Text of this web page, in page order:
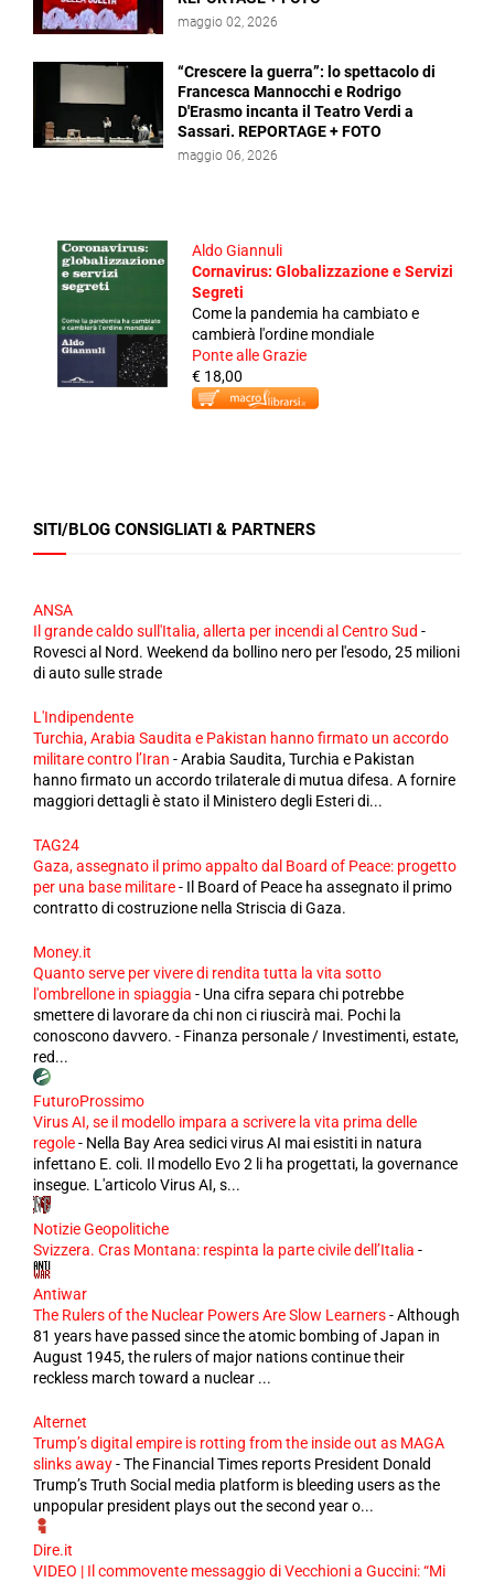
maggio 02, 2026
“Crescere la guerra”: lo spettacolo di
Francesca Mannocchi e Rodrigo
D'Erasmo incanta il Teatro Verdi a
Sassari. REPORTAGE + FOTO
maggio 06, 2026
Aldo Giannuli
Cornavirus: Globalizzazione e Servizi
Segreti
Come la pandemia ha cambiato e
cambierà l'ordine mondiale
Ponte alle Grazie
€ 18,00
SITI/BLOG CONSIGLIATI & PARTNERS
ANSA
Il grande caldo sull'Italia, allerta per incendi al Centro Sud -
Rovesci al Nord. Weekend da bollino nero per l'esodo, 25 milioni
di auto sulle strade
L'Indipendente
Turchia, Arabia Saudita e Pakistan hanno firmato un accordo
militare contro l’Iran -Arabia Saudita, Turchia e Pakistan
hanno firmato un accordo trilaterale di mutua difesa. A fornire
maggiori dettagli è stato il Ministero degli Esteri di...
TAG24
Gaza, assegnato il primo appalto dal Board of Peace: progetto
per una base militare- Il Board of Peace ha assegnato il primo
contratto di costruzione nella Striscia di Gaza.
Money.it
Quanto serve per vivere di rendita tutta la vita sotto
l'ombrellone in spiaggia - Una cifra separa chi potrebbe
smettere di lavorare da chi non ci riuscirà mai. Pochi la
conoscono davvero. - Finanza personale / Investimenti, estate,
red...
FuturoProssimo
Virus AI, se il modello impara a scrivere la vita prima delle
regole- Nella Bay Area sedici virus AI mai esistiti in natura
infettano E. coli. Il modello Evo 2 li ha progettati, la governance
insegue. L'articolo Virus AI, s...
Notizie Geopolitiche
Svizzera. Cras Montana: respinta la parte civile dell’Italia -
Antiwar
The Rulers of the Nuclear Powers Are Slow Learners-Although
81 years have passed since the atomic bombing of Japan in
August 1945, the rulers of major nations continue their
reckless march toward a nuclear ...
Alternet
Trump’s digital empire is rotting from the inside out as MAGA
slinks away-The Financial Times reports President Donald
Trump’s Truth Social media platform is bleeding users as the
unpopular president plays out the second year o...
Dire.it
VIDEO | Il commovente messaggio di Vecchioni a Guccini: “Mi